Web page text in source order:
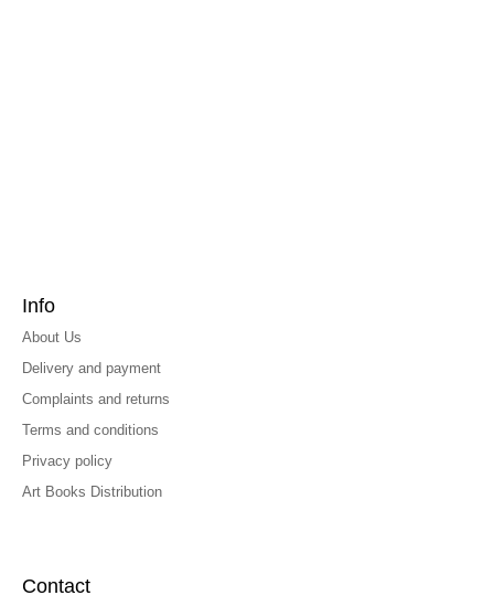
Info
About Us
Delivery and payment
Complaints and returns
Terms and conditions
Privacy policy
Art Books Distribution
Contact